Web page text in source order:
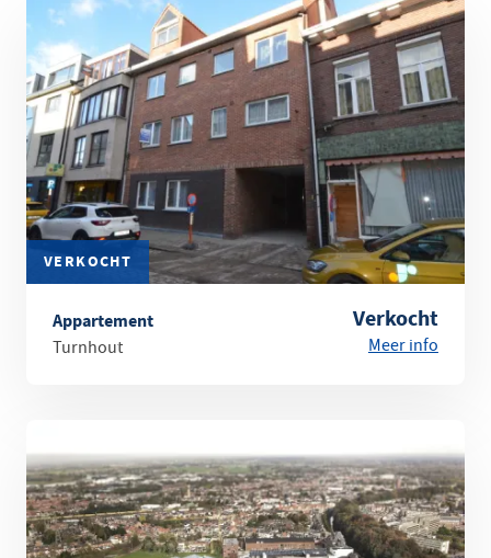
VERKOCHT
Appartement
Turnhout
Verkocht
Meer info